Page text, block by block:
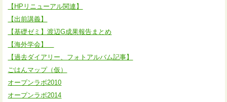
【HPリニューアル関連】
【出前講義】
【基礎ゼミ】渡辺G成果報告まとめ
【海外学会】
【過去ダイアリー、フォトアルバム記事】
ごはんマップ（仮）
オープンラボ2010
オープンラボ2014